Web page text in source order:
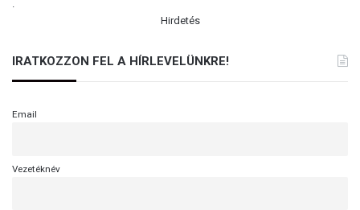
.
Hirdetés
IRATKOZZON FEL A HÍRLEVELÜNKRE!
Email
Vezetéknév